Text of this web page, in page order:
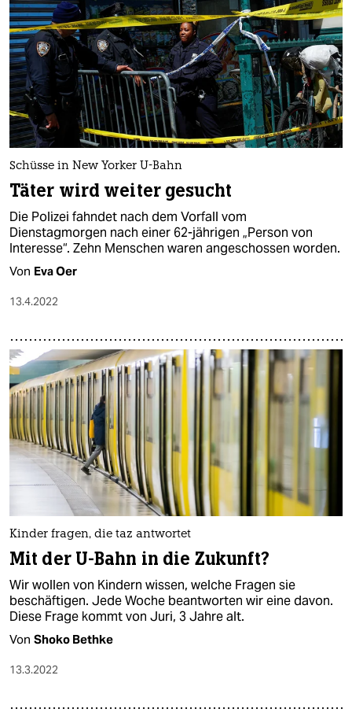
Schüsse in New Yorker U-Bahn
Täter wird weiter gesucht
Die Polizei fahndet nach dem Vorfall vom
Dienstagmorgen nach einer 62-jährigen „Person von
Interesse“. Zehn Menschen waren angeschossen worden.
Von Eva Oer
13.4.2022
Kinder fragen, die taz antwortet
Mit der U-Bahn in die Zukunft?
Wir wollen von Kindern wissen, welche Fragen sie
beschäftigen. Jede Woche beantworten wir eine davon.
Diese Frage kommt von Juri, 3 Jahre alt.
Von Shoko Bethke
13.3.2022